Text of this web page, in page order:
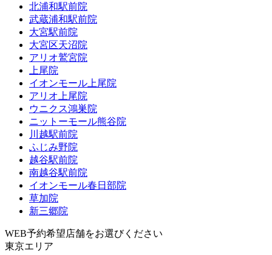
北浦和駅前院
武蔵浦和駅前院
大宮駅前院
大宮区天沼院
アリオ鷲宮院
上尾院
イオンモール上尾院
アリオ上尾院
ウニクス鴻巣院
ニットーモール熊谷院
川越駅前院
ふじみ野院
越谷駅前院
南越谷駅前院
イオンモール春日部院
草加院
新三郷院
WEB予約希望店舗をお選びください
東京エリア